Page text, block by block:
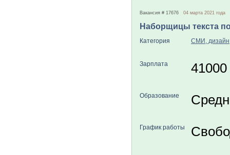
Вакансия # 17676 04 марта 2021 года
Наборщицы текста
Категория СМИ,
Зарплата 41000
Образование
График работы